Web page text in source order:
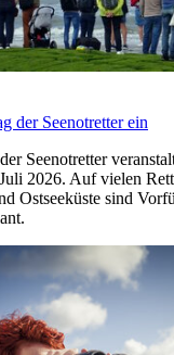
der Seenotretter ein
Seenotretter
2026. Auf vielen
Ostseeküste sind